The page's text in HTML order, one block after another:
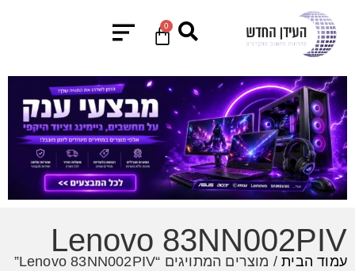
0
Lenovo 83NN002PIV
עמוד הבית/ מוצרים המתויגים “Lenovo 83NN002PIV”